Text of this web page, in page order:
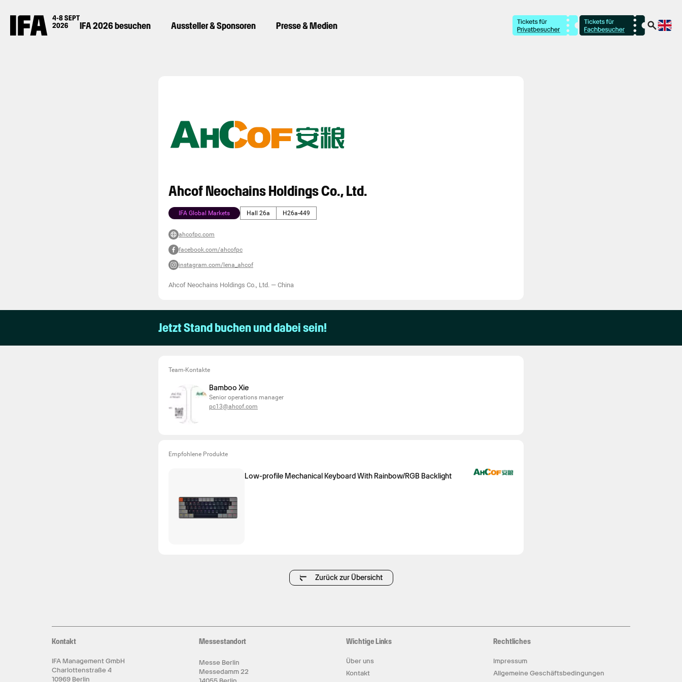
IFA 2026 besuchen Aussteller & Sponsoren Presse & Medien
Ahcof Neochains Holdings Co., Ltd.
IFA Global Markets Hall 26a H26a-449
ahcofpc.com
facebook.com/ahcofpc
instagram.com/lena_ahcof
Ahcof Neochains Holdings Co., Ltd. — China
Jetzt Stand buchen und dabei sein!
Team-Kontakte
Bamboo Xie
Senior operations manager
pc13@ahcof.com
Empfohlene Produkte
Low-profile Mechanical Keyboard With Rainbow/RGB Backlight
Zurück zur Übersicht
Kontakt
IFA Management GmbH
Charlottenstraße 4
10969 Berlin
Messestandort
Messe Berlin
Messedamm 22
Wichtige Links
Über uns
Kontakt
Rechtliches
Impressum
Allgemeine Geschäftsbedingungen